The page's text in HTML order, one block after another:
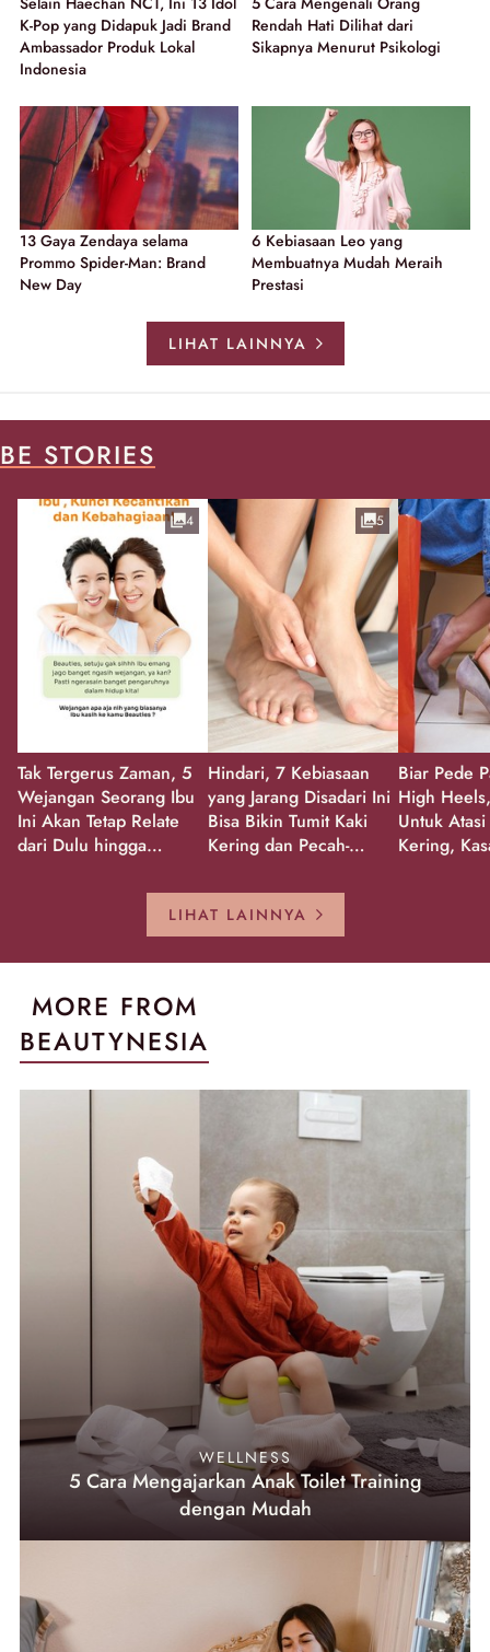
K-Pop yang Didapuk Jadi Brand
Ambassador Produk Lokal
Indonesia
Rendah Hati Dilihat dari
Sikapnya Menurut Psikologi
13 Gaya Zendaya selama
Prommo Spider-Man: Brand
New Day
6 Kebiasaan Leo yang
Membuatnya Mudah Meraih
Prestasi
LIHAT LAINNYA
BE STORIES
Tak Tergerus Zaman, 5
Wejangan Seorang Ibu
Ini Akan Tetap Relate
dari Dulu hingga
4
Hindari, 7 Kebiasaan
yang Jarang Disadari Ini
Bisa Bikin Tumit Kaki
Kering dan Pecah-
5
Biar Pede
High
Untuk
Kering,
LIHAT LAINNYA
MORE FROM
BEAUTYNESIA
WELLNESS
5 Cara Mengajarkan Anak Toilet Training
dengan Mudah